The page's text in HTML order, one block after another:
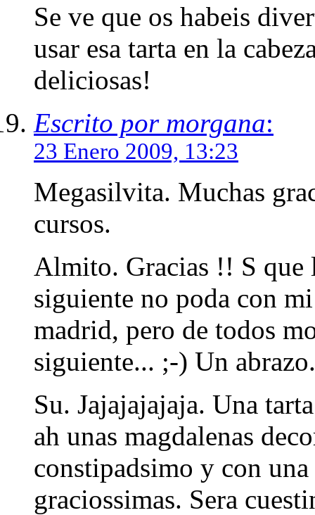
Se ve que os habeis
usar esa tarta en la
deliciosas!
Escrito por morgana:
23 Enero 2009, 13:23
Megasilvita. Muchas
cursos.
Almito. Gracias !! S que
siguiente no poda con
madrid, pero de todos
siguiente... ;-) Un abrazo.
Su. Jajajajajaja. Una
ah unas magdalenas
constipadsimo y con
graciossimas. Sera